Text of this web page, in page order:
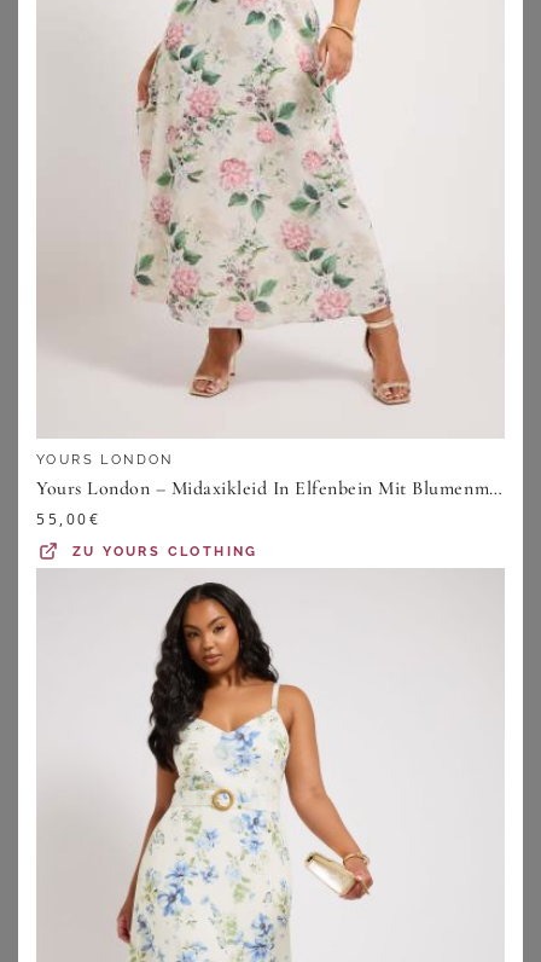
ANISTON PLUS
Aniston PLUS Sommerkleid aus elastischer Jersey-Qualität
4.6★★★ ★(12)
ANISTON PLUS
19,22€
OTTO
Yours Midikleid In Khakigrün Mit Blumenmuster Size 42
YOURS CLOTHING
YOURS
40,00€
ZUYOURS CLOTHING
YOURS LONDON
Yours London – Midaxikleid In Elfenbein Mit Blumenmuster In Leinenoptik Size 46
55,00€
ZUYOURS CLOTHING